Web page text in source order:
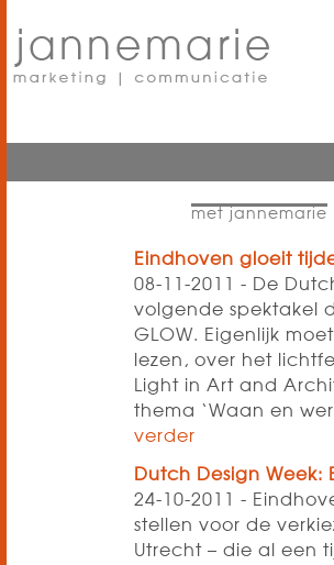
met jannemarie
Eindhoven gloeit
08-11-2011 - De
volgende spektakel
GLOW. Eigenlijk
lezen, over het
Light in Art and
thema ‘Waan en
verder
Dutch Design
24-10-2011 -
stellen voor de
Utrecht – die al een